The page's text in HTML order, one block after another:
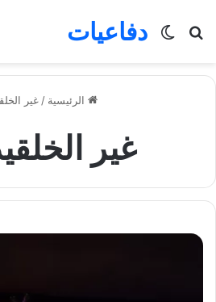
دفاعيات
بحث
الوضع
الرئيسية / غير
غير